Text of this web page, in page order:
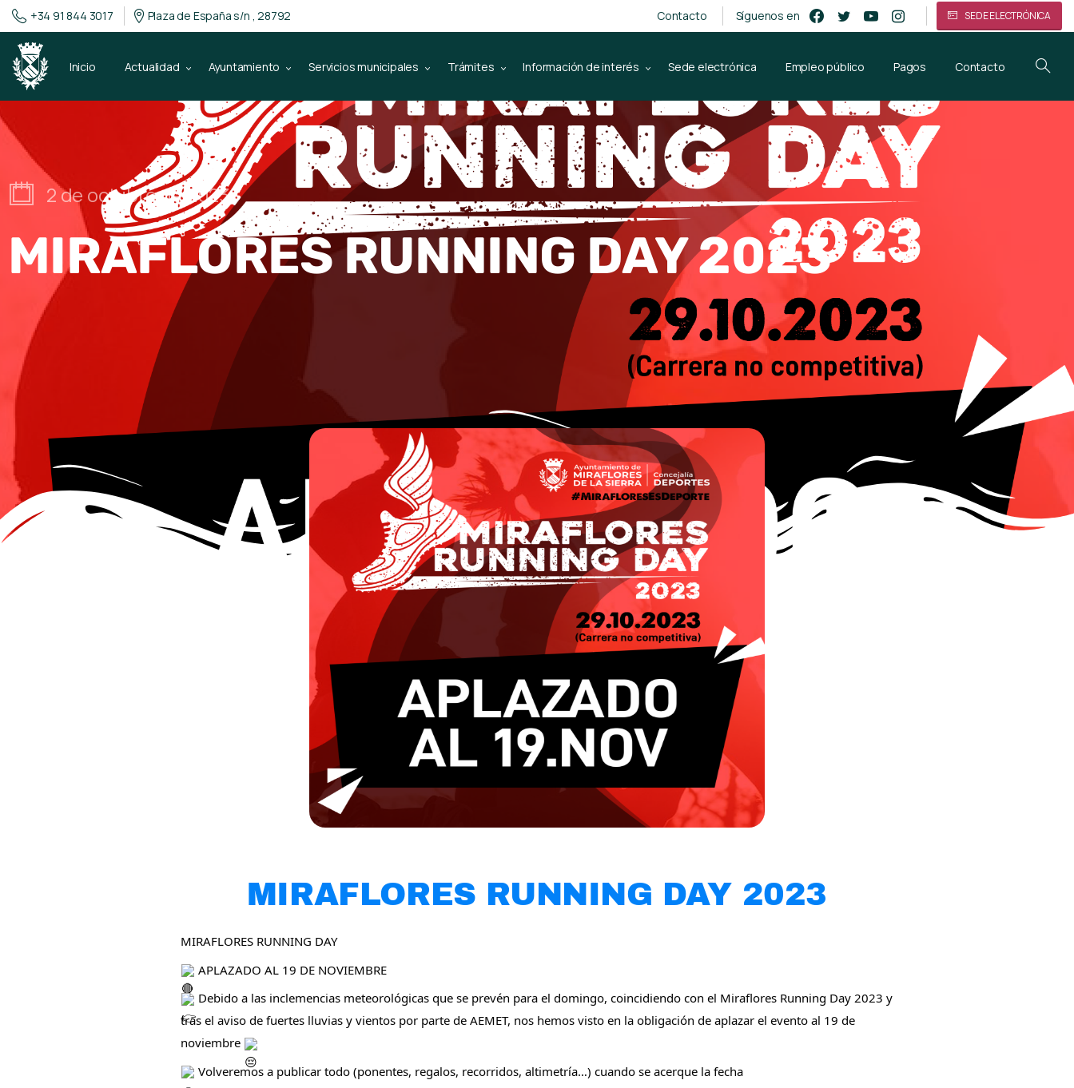
+34 91 844 3017 Plaza de España s/n , 28792 Contacto Síguenos en SEDE ELECTRÓNICA
Inicio Actualidad Ayuntamiento Servicios municipales Trámites Información de interés Sede electrónica Empleo público Pagos Contacto
2 de octubre de 2023
MIRAFLORES RUNNING DAY 2023
MIRAFLORES RUNNING DAY 2023
MIRAFLORES RUNNING DAY
APLAZADO AL 19 DE NOVIEMBRE
Debido a las inclemencias meteorológicas que se prevén para el domingo, coincidiendo con el Miraflores Running Day 2023 y
tras el aviso de fuertes lluvias y vientos por parte de AEMET, nos hemos visto en la obligación de aplazar el evento al 19 de
noviembre
Volveremos a publicar todo (ponentes, regalos, recorridos, altimetría…) cuando se acerque la fecha